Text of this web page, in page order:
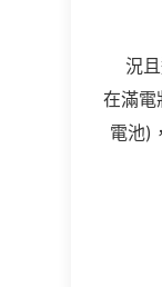
況
在滿電
電池)